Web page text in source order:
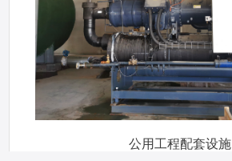
公用工程配套设施